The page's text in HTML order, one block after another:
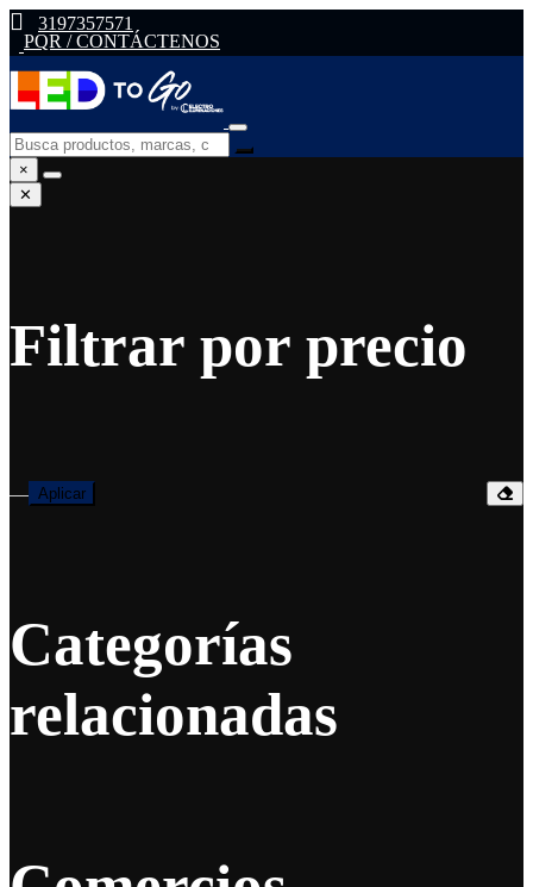
3197357571
PQR / CONTÁCTENOS
×
✕
Filtrar por precio
— Aplicar
Categorías
relacionadas